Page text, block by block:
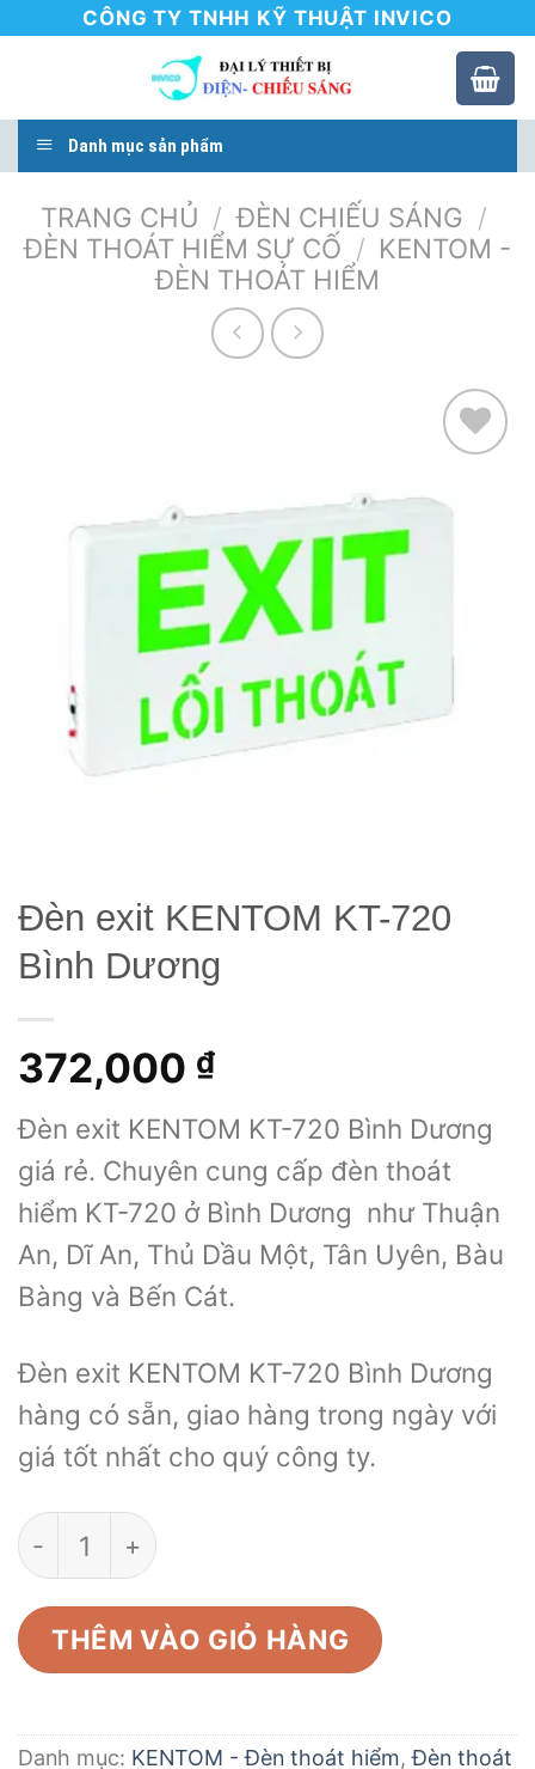
CÔNG TY TNHH KỸ THUẬT INVICO
Danh mục sản phẩm
TRANG CHỦ / ĐÈN CHIẾU SÁNG /
ĐÈN THOÁT HIỂM SỰ CỐ / KENTOM -
ĐÈN THOÁT HIỂM
Đèn exit KENTOM KT-720
Bình Dương
372,000 ₫
Đèn exit KENTOM KT-720 Bình Dương
giá rẻ. Chuyên cung cấp đèn thoát
hiểm KT-720 ở Bình Dương như Thuận
An, Dĩ An, Thủ Dầu Một, Tân Uyên, Bàu
Bàng và Bến Cát.
Đèn exit KENTOM KT-720 Bình Dương
hàng có sẵn, giao hàng trong ngày với
giá tốt nhất cho quý công ty.
Đèn exit KENTOM KT-720 Bình Dương số
THÊM VÀO GIỎ HÀNG
Danh mục: KENTOM - Đèn thoát hiểm,Đèn thoát